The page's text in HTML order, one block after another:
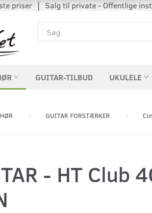
│ Salg til private - Offentlige
GUITAR-TILBUD UKULELE
GUITAR FORSTÆRKER
- HT Club